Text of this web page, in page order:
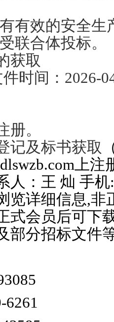
有效的安全生
联合体投标。
获取
时间： 2026-
册。
记及标书获取
上
人：王 灿 手机
览详细信息,非
式会员后可下
部分招标文件
6261